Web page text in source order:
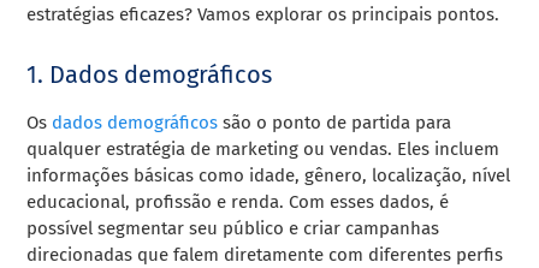
estratégias eficazes? Vamos explorar os principais pontos.
1. Dados demográficos
Os dados demográficossão o ponto de partida para
qualquer estratégia de marketing ou vendas. Eles incluem
informações básicas como idade, gênero, localização, nível
educacional, profissão e renda. Com esses dados, é
possível segmentar seu público e criar campanhas
direcionadas que falem diretamente com diferentes perfis